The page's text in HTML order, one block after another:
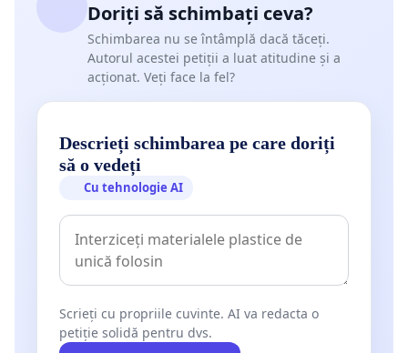
Doriți să schimbați ceva?
Schimbarea nu se întâmplă dacă tăceți.
Autorul acestei petiții a luat atitudine și a
acționat. Veți face la fel?
Descrieți schimbarea pe care doriți
să o vedeți
Cu tehnologie AI
Scrieți cu propriile cuvinte. AI va redacta o
petiție solidă pentru dvs.